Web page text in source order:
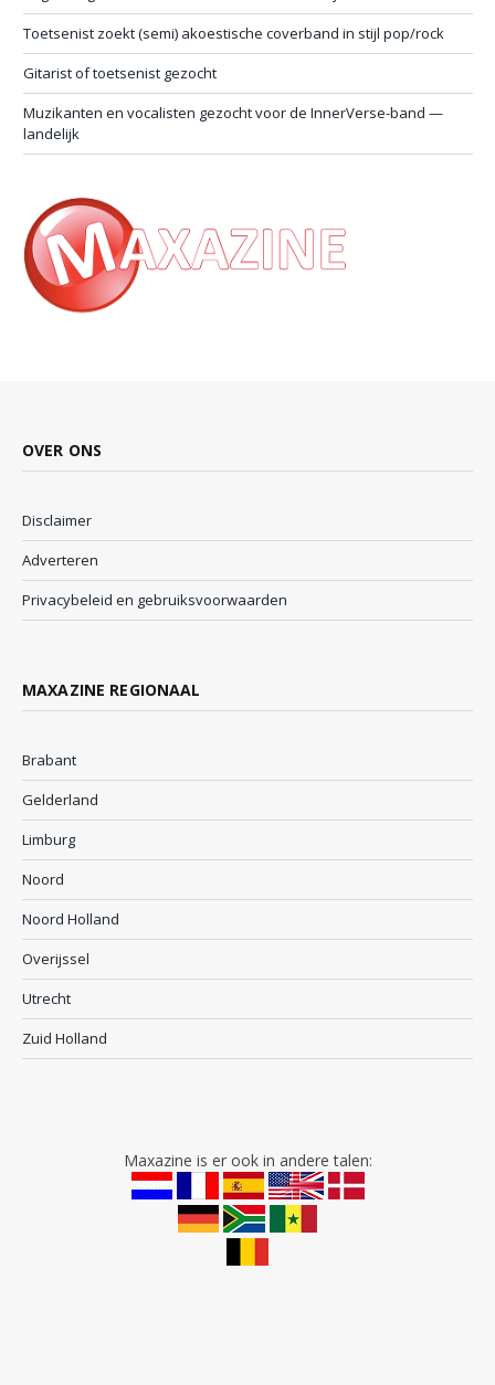
Toetsenist zoekt (semi) akoestische coverband in stijl pop/rock
Gitarist of toetsenist gezocht
Muzikanten en vocalisten gezocht voor de InnerVerse-band —
landelijk
OVER ONS
Disclaimer
Adverteren
Privacybeleid en gebruiksvoorwaarden
MAXAZINE REGIONAAL
Brabant
Gelderland
Limburg
Noord
Noord Holland
Overijssel
Utrecht
Zuid Holland
Maxazine is er ook in andere talen: